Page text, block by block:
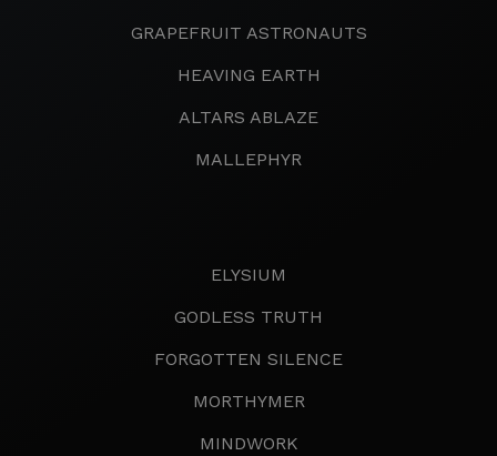
GRAPEFRUIT ASTRONAUTS
HEAVING EARTH
ALTARS ABLAZE
MALLEPHYR
ELYSIUM
GODLESS TRUTH
FORGOTTEN SILENCE
MORTHYMER
MINDWORK